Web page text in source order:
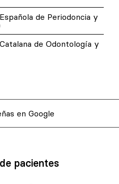
de Periodoncia y
de Odontología y
en Google
pacientes